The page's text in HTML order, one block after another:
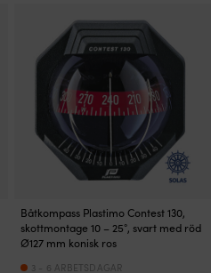
Båtkompass Plastimo Contest 130,
skottmontage 10 – 25°, svart med röd
Ø127 mm konisk ros
3 - 6 ARBETSDAGAR